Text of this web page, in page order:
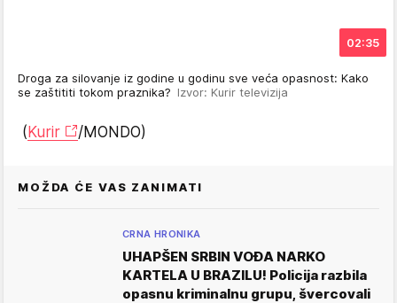
02:35
Droga za silovanje iz godine u godinu sve veća opasnost: Kako
se zaštititi tokom praznika? Izvor: Kurir televizija
( Kurir /MONDO)
MOŽDA ĆE VAS ZANIMATI
CRNA HRONIKA
UHAPŠEN SRBIN VOĐA NARKO
KARTELA U BRAZILU! Policija razbila
opasnu kriminalnu grupu, švercovali